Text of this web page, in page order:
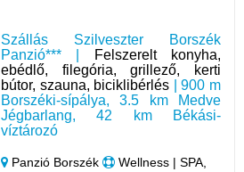
Szállás Szilveszter Borszék
Panzió*** |
Felszerelt konyha,
ebédlő, filegória, grillező, kerti
bútor, szauna, biciklibérlés | 900 m
Borszéki-sípálya, 3.5 km Medve
Jégbarlang, 42 km Békási-
víztározó
Panzió Borszék
Wellness | SPA,